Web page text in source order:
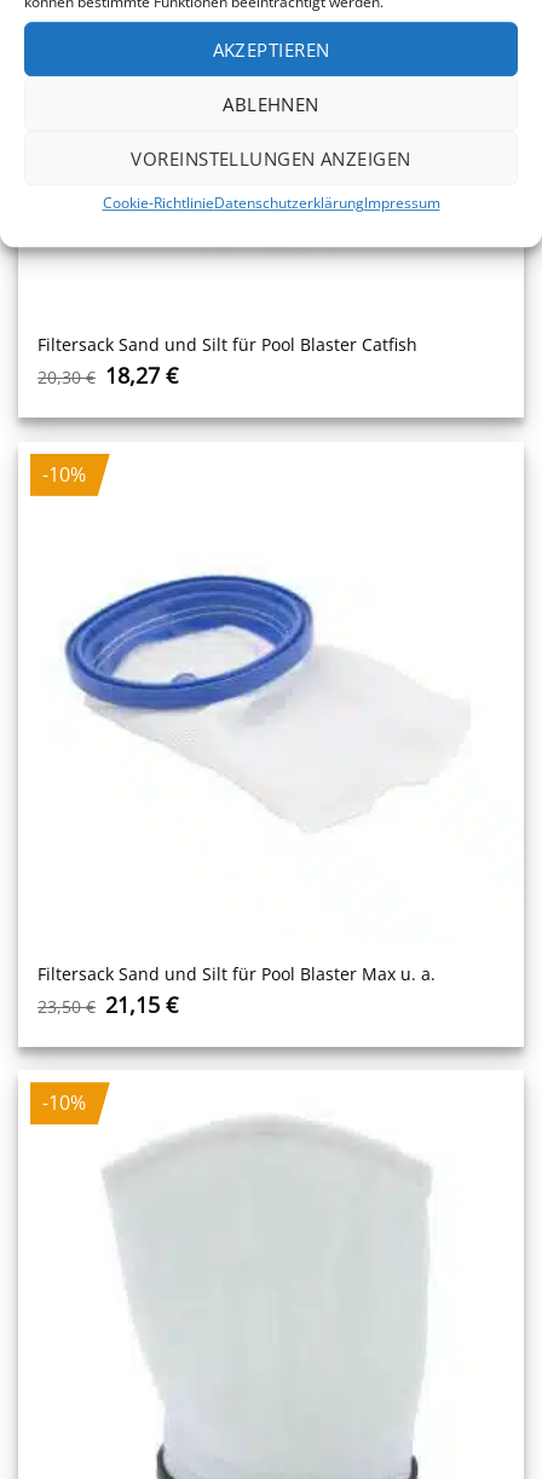
AKZEPTIEREN
ABLEHNEN
VOREINSTELLUNGEN ANZEIGEN
Cookie-RichtlinieDatenschutzerklärungImpressum
Filtersack Sand und Silt für Pool Blaster Catfish
20,30€ Ursprünglicher
Preis
war:
20,30 €
18,27€Aktueller
ist:
18,27 €.
-10%
Filtersack Sand und Silt für Pool Blaster Max u. a.
23,50€ Ursprünglicher
Preis
war:
23,50 €
21,15€Aktueller
ist:
21,15 €.
-10%